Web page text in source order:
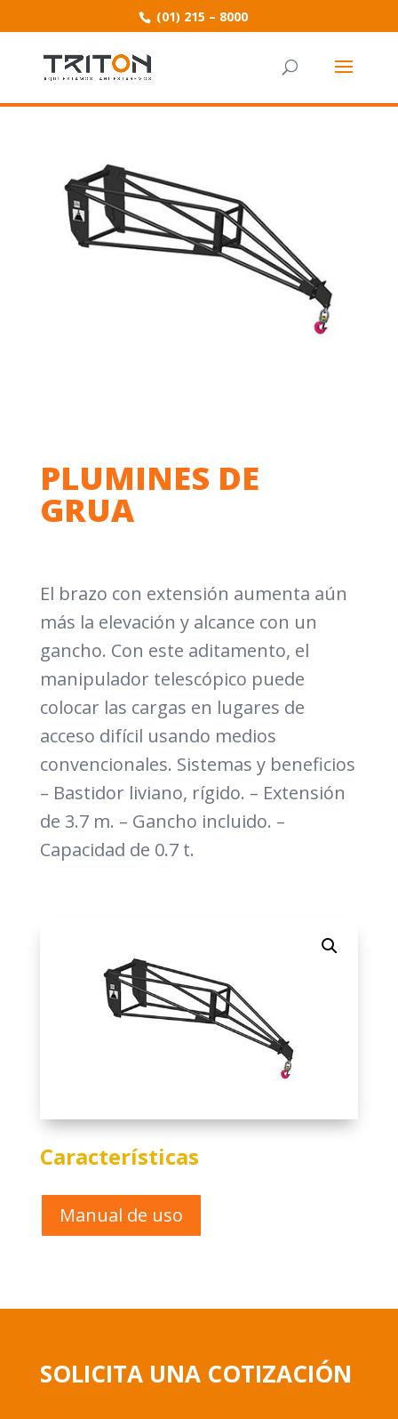
(01) 215 – 8000
PLUMINES DE
GRUA
El brazo con extensión aumenta aún
más la elevación y alcance con un
gancho. Con este aditamento, el
manipulador telescópico puede
colocar las cargas en lugares de
acceso difícil usando medios
convencionales. Sistemas y beneficios
– Bastidor liviano, rígido. – Extensión
de 3.7 m. – Gancho incluido. –
Capacidad de 0.7 t.
Características
Manual de uso
SOLICITA UNA COTIZACIÓN